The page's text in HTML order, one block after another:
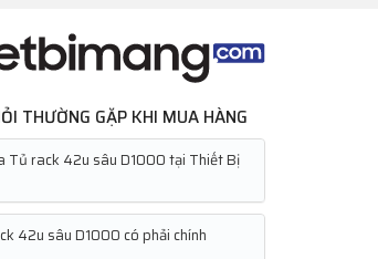
THƯỜNG GẶP KHI MUA HÀNG
Tủ rack 42u sâu D1000 tại Thiết Bị
42u sâu D1000 có phải chính